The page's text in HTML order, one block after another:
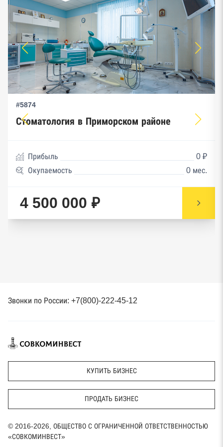
#5874
Стоматология в Приморском районе
Прибыль
0 ₽
Окупаемость
0 мес.
4 500 000 ₽
Звонки по России: +7(800)-222-45-12
КУПИТЬ БИЗНЕС
ПРОДАТЬ БИЗНЕС
© 2016-2026, ОБЩЕСТВО С ОГРАНИЧЕННОЙ ОТВЕТСТВЕННОСТЬЮ
«СОВКОМИНВЕСТ»